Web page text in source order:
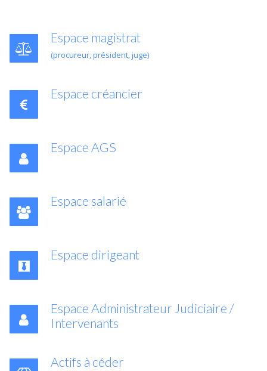
Espace magistrat
(procureur, président, juge)
Espace créancier
Espace AGS
Espace salarié
Espace dirigeant
Espace Administrateur Judiciaire /
Intervenants
Actifs à céder